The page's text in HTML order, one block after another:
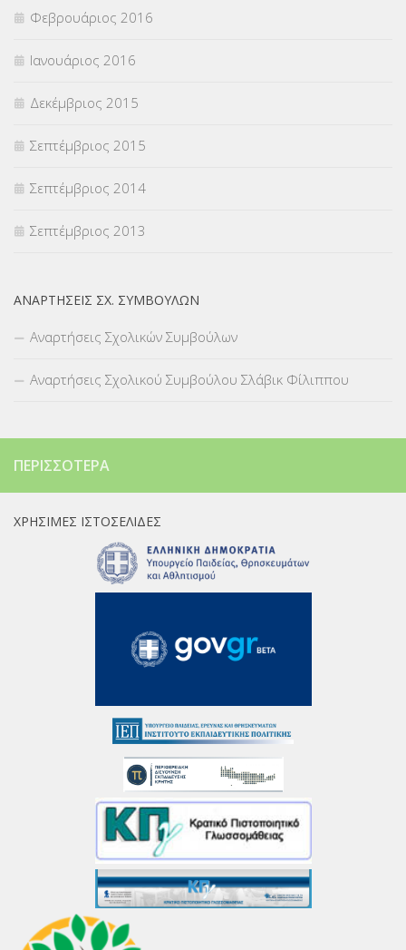
Φεβρουάριος 2016
Ιανουάριος 2016
Δεκέμβριος 2015
Σεπτέμβριος 2015
Σεπτέμβριος 2014
Σεπτέμβριος 2013
ΑΝΑΡΤΉΣΕΙΣ ΣΧ. ΣΥΜΒΟΎΛΩΝ
Αναρτήσεις Σχολικών Συμβούλων
Αναρτήσεις Σχολικού Συμβούλου Σλάβικ Φίλιππου
ΠΕΡΙΣΣΌΤΕΡΑ
ΧΡΉΣΙΜΕΣ ΙΣΤΟΣΕΛΊΔΕΣ